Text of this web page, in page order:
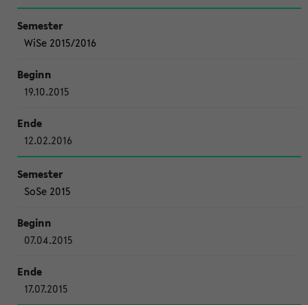
WiSe 2015/2016
19.10.2015
12.02.2016
SoSe 2015
07.04.2015
17.07.2015